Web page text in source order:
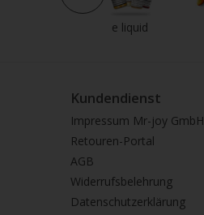
e liquid
Kundendienst
Impressum Mr-joy GmbH
Retouren-Portal
AGB
Widerrufsbelehrung
Datenschutzerklärung